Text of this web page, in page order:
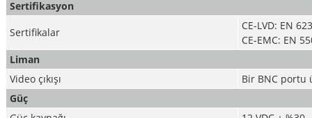
Sertifikasyon
Sertifikalar
CE-LVD: EN
CE-EMC: EN
Liman
Video çıkışı
Bir BNC portu
Güç